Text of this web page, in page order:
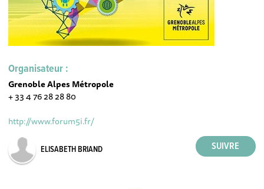
Organisateur :
Grenoble Alpes Métropole
+ 33 4 76 28 28 80
http://www.forum5i.fr/
ELISABETH BRIAND